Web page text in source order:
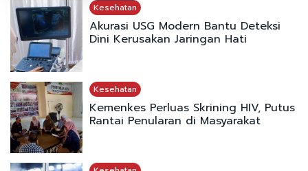
Kesehatan
Akurasi USG Modern Bantu Deteksi
Dini Kerusakan Jaringan Hati
Kesehatan
Kemenkes Perluas Skrining HIV, Putus
Rantai Penularan di Masyarakat